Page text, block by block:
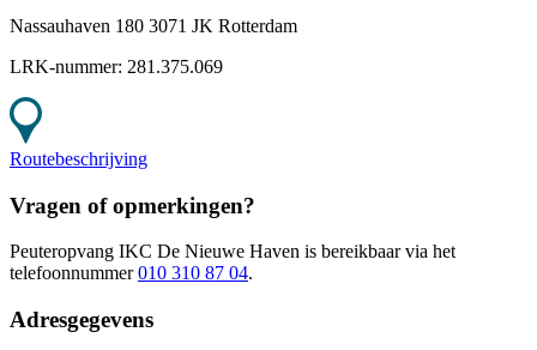
Nassauhaven 180 3071 JK Rotterdam
LRK-nummer: 281.375.069
Routebeschrijving
Vragen of opmerkingen?
Peuteropvang IKC De Nieuwe Haven is bereikbaar via het
telefoonnummer 010 310 87 04.
Adresgegevens